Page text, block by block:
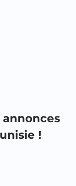
!